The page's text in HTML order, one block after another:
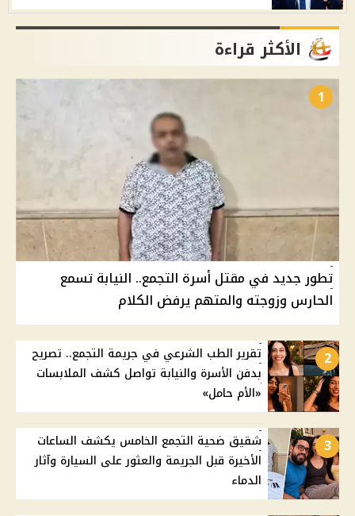
الأكثر قراءة
1
تطور جديد في مقتل أسرة التجمع.. النيابة تسمع
الحارس وزوجته والمتهم يرفض الكلام
2
تقرير الطب الشرعي في جريمة التجمع.. تصريح
بدفن الأسرة والنيابة تواصل كشف الملابسات
«الأم حامل»
3
شقيق ضحية التجمع الخامس يكشف الساعات
الأخيرة قبل الجريمة والعثور على السيارة وآثار
الدماء